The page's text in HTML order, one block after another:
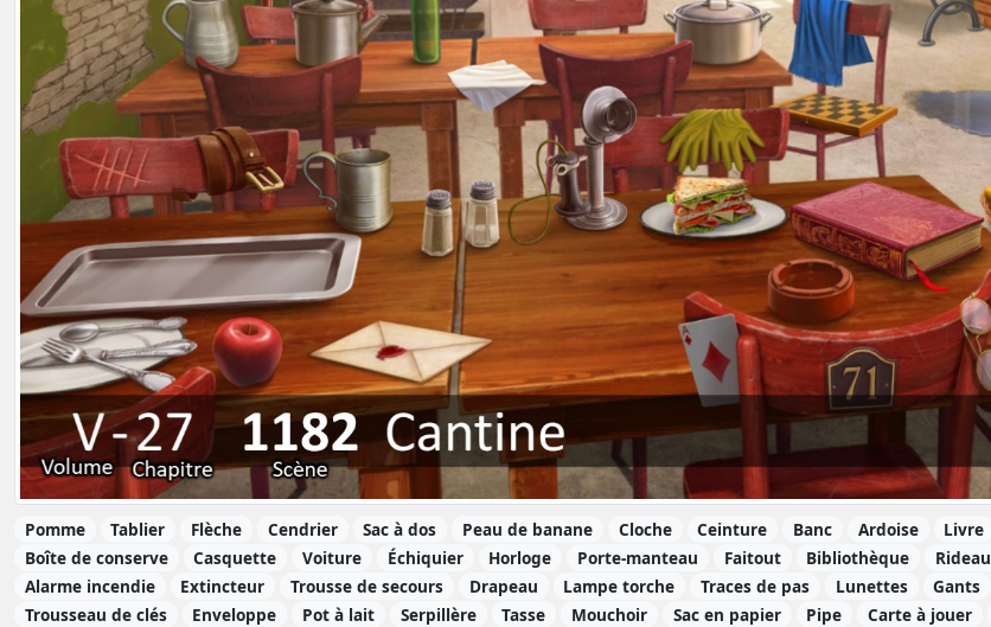
Pomme Tablier Flèche Cendrier Sac à dos Peau de banane Cloche Ceinture Banc Ardoise Livre
Boîte de conserve
Casquette Voiture Échiquier Horloge Porte-manteau Faitout Bibliothèque Rideau
Alarme incendie
Extincteur Trousse de secours Drapeau Lampe torche Traces de pas Lunettes Gants
Trousseau de clés
Enveloppe Pot à lait Serpillère Tasse Mouchoir Sac en papier Pipe Carte à jouer